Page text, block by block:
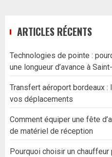
ARTICLES RÉCENTS
Technologies de pointe :
une longueur d’avance à
Transfert aéroport bordeaux
vos déplacements
Comment équiper une fête
de matériel de réception
Pourquoi choisir un